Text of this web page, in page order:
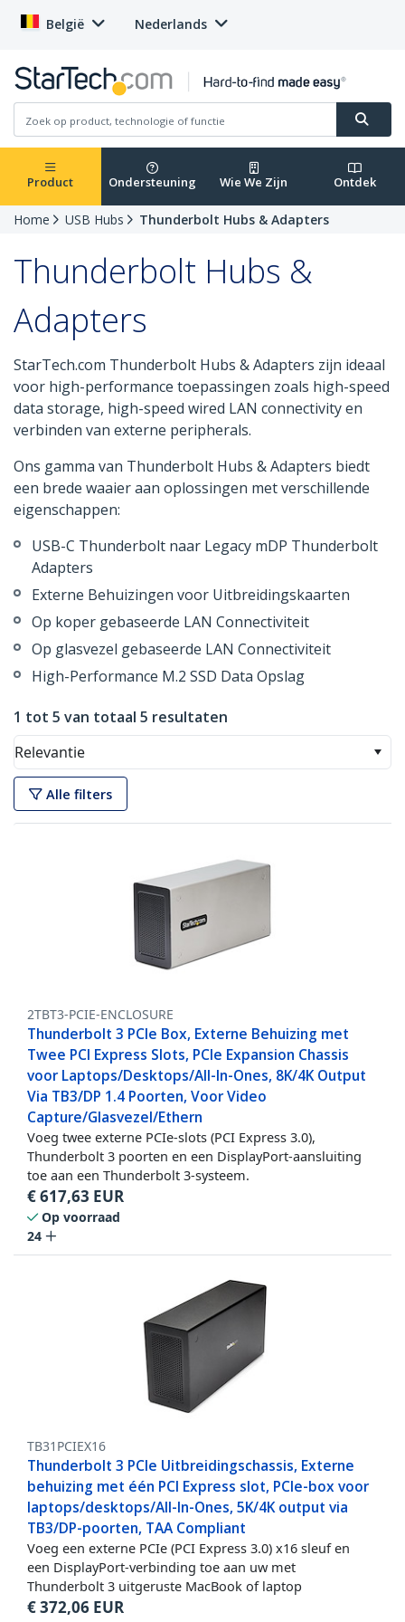
België Nederlands
Product Ondersteuning Wie We Zijn Ontdek
Home USB Hubs Thunderbolt Hubs & Adapters
Thunderbolt Hubs &
Adapters
StarTech.com Thunderbolt Hubs & Adapters zijn ideaal
voor high-performance toepassingen zoals high-speed
data storage, high-speed wired LAN connectivity en
verbinden van externe peripherals.
Ons gamma van Thunderbolt Hubs & Adapters biedt
een brede waaier aan oplossingen met verschillende
eigenschappen:
USB-C Thunderbolt naar Legacy mDP Thunderbolt
Adapters
Externe Behuizingen voor Uitbreidingskaarten
Op koper gebaseerde LAN Connectiviteit
Op glasvezel gebaseerde LAN Connectiviteit
High-Performance M.2 SSD Data Opslag
1 tot 5 van totaal 5 resultaten
Relevantie
Alle filters
2TBT3-PCIE-ENCLOSURE
Thunderbolt 3 PCIe Box, Externe Behuizing met
Twee PCI Express Slots, PCIe Expansion Chassis
voor Laptops/Desktops/All-In-Ones, 8K/4K Output
Via TB3/DP 1.4 Poorten, Voor Video
Capture/Glasvezel/Ethern
Voeg twee externe PCIe-slots (PCI Express 3.0),
Thunderbolt 3 poorten en een DisplayPort-aansluiting
toe aan een Thunderbolt 3-systeem.
€617,63 EUR
Op voorraad
24
TB31PCIEX16
Thunderbolt 3 PCIe Uitbreidingschassis, Externe
behuizing met één PCI Express slot, PCIe-box voor
laptops/desktops/All-In-Ones, 5K/4K output via
TB3/DP-poorten, TAA Compliant
Voeg een externe PCIe (PCI Express 3.0) x16 sleuf en
een DisplayPort-verbinding toe aan uw met
Thunderbolt 3 uitgeruste MacBook of laptop
€372,06 EUR